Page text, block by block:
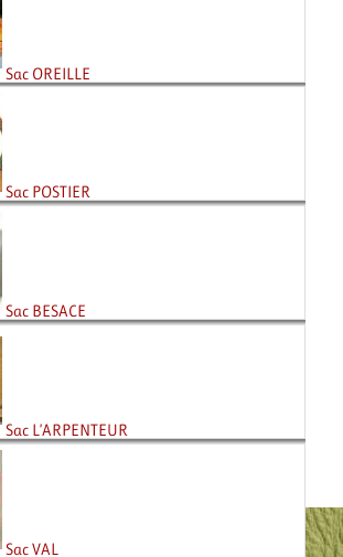
Sac OREILLE
Sac POSTIER
Sac BESACE
Sac L’ARPENTEUR
Sac VAL